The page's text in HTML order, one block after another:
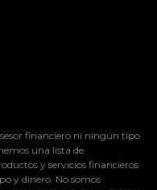
financiero ni ningún tipo
una lista de
y servicios financieros
y dinero. No somos